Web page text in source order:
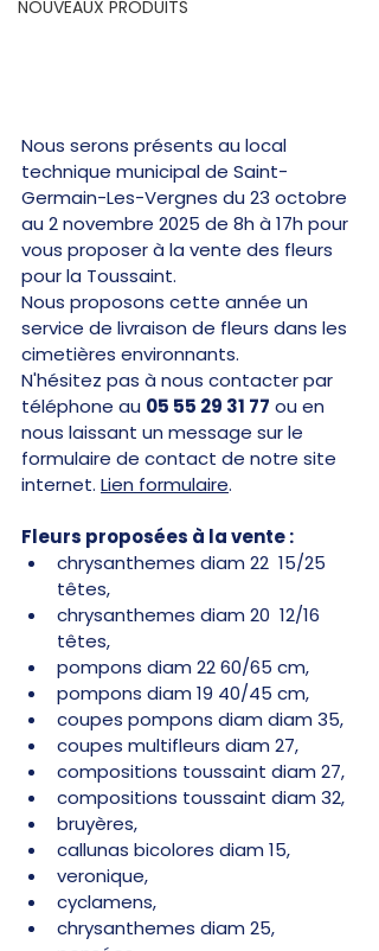
NOUVEAUX PRODUITS
Nous serons présents au local
technique municipal de Saint-
Germain-Les-Vergnes du 23 octobre
au 2 novembre 2025 de 8h à 17h pour
vous proposer à la vente des fleurs
pour la Toussaint.
Nous proposons cette année un
service de livraison de fleurs dans les
cimetières environnants.
N'hésitez pas à nous contacter par
téléphone au 05 55 29 31 77 ou en
nous laissant un message sur le
formulaire de contact de notre site
internet. Lien formulaire.
Fleurs proposées à la vente :
chrysanthemes diam 22  15/25
têtes,
chrysanthemes diam 20  12/16
têtes,
pompons diam 22 60/65 cm,
pompons diam 19 40/45 cm,
coupes pompons diam diam 35,
coupes multifleurs diam 27,
compositions toussaint diam 27,
compositions toussaint diam 32,
bruyères,
callunas bicolores diam 15,
veronique,
cyclamens,
chrysanthemes diam 25,